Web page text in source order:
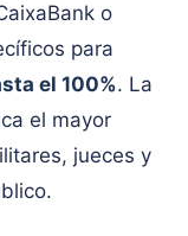
o
para
el 100%. La
el mayor
jueces y